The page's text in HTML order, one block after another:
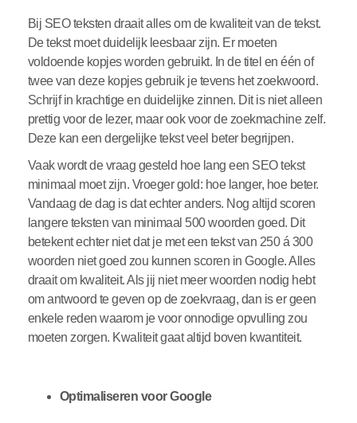
Bij SEO teksten draait alles om de kwaliteit van de tekst.
De tekst moet duidelijk leesbaar zijn. Er moeten
voldoende kopjes worden gebruikt. In de titel en één of
twee van deze kopjes gebruik je tevens het zoekwoord.
Schrijf in krachtige en duidelijke zinnen. Dit is niet alleen
prettig voor de lezer, maar ook voor de zoekmachine zelf.
Deze kan een dergelijke tekst veel beter begrijpen.
Vaak wordt de vraag gesteld hoe lang een SEO tekst
minimaal moet zijn. Vroeger gold: hoe langer, hoe beter.
Vandaag de dag is dat echter anders. Nog altijd scoren
langere teksten van minimaal 500 woorden goed. Dit
betekent echter niet dat je met een tekst van 250 á 300
woorden niet goed zou kunnen scoren in Google. Alles
draait om kwaliteit. Als jij niet meer woorden nodig hebt
om antwoord te geven op de zoekvraag, dan is er geen
enkele reden waarom je voor onnodige opvulling zou
moeten zorgen. Kwaliteit gaat altijd boven kwantiteit.
Optimaliseren voor Google